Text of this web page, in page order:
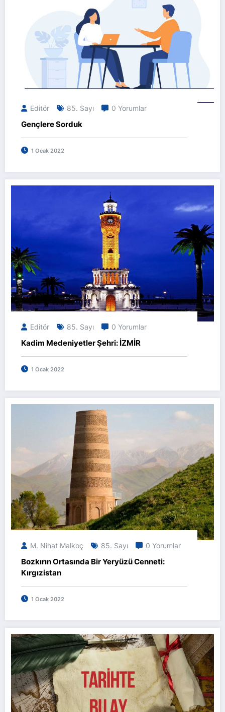
Editör 85. Sayı 0 Yorumlar
Gençlere Sorduk
1 Ocak 2022
Editör 85. Sayı 0 Yorumlar
Kadim Medeniyetler Şehri: İZMİR
1 Ocak 2022
M. Nihat Malkoç 85. Sayı 0 Yorumlar
Bozkırın Ortasında Bir Yeryüzü Cenneti:
Kırgızistan
1 Ocak 2022